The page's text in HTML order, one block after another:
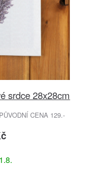
srdce 28x28cm
CENA 129.-